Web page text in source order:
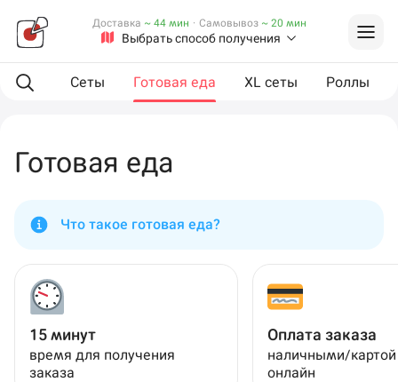
Выбрать способ получения
Доставка ~ 44 мин · Самовывоз ~ 20 мин
Сеты Готовая еда XL сеты Роллы
Готовая еда
Что такое готовая еда?
15 минут
время для получения
заказа
Оплата заказа
наличными/
онлайн